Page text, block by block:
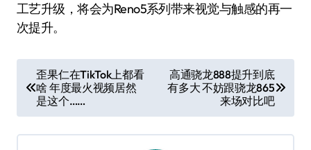
工艺升级，将会为Reno5系列带来视觉与触感的再一
次提升。
章
导
航
歪果仁在TikTok上都看
啥 年度最火视频居然
是这个……
高通骁龙888提升到底
有多大 不妨跟骁龙865
来场对比吧